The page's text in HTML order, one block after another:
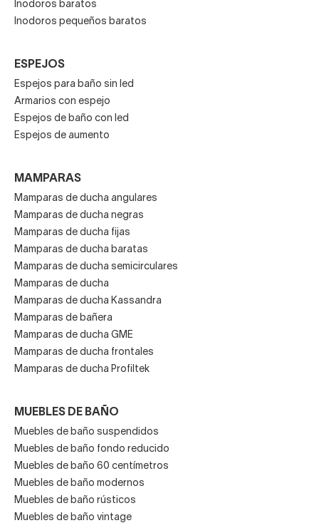
Inodoros baratos
Inodoros pequeños baratos
ESPEJOS
Espejos para baño sin led
Armarios con espejo
Espejos de baño con led
Espejos de aumento
MAMPARAS
Mamparas de ducha angulares
Mamparas de ducha negras
Mamparas de ducha fijas
Mamparas de ducha baratas
Mamparas de ducha semicirculares
Mamparas de ducha
Mamparas de ducha Kassandra
Mamparas de bañera
Mamparas de ducha GME
Mamparas de ducha frontales
Mamparas de ducha Profiltek
MUEBLES DE BAÑO
Muebles de baño suspendidos
Muebles de baño fondo reducido
Muebles de baño 60 centímetros
Muebles de baño modernos
Muebles de baño rústicos
Muebles de baño vintage